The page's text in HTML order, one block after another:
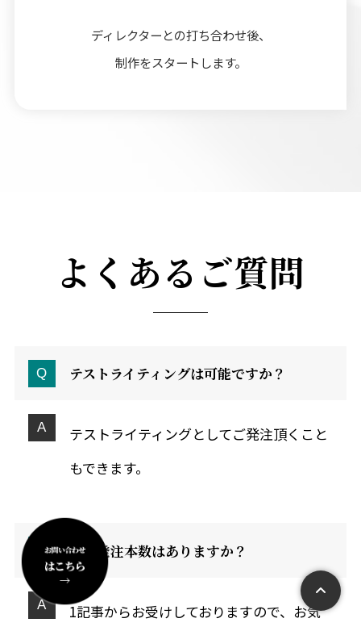
ディレクターとの打ち合わせ後、
制作をスタートします。
よくあるご質問
テストライティングは可能ですか？
テストライティングとしてご発注頂くこと
もできます。
最低発注本数はありますか？
1記事からお受けしておりますので、お気